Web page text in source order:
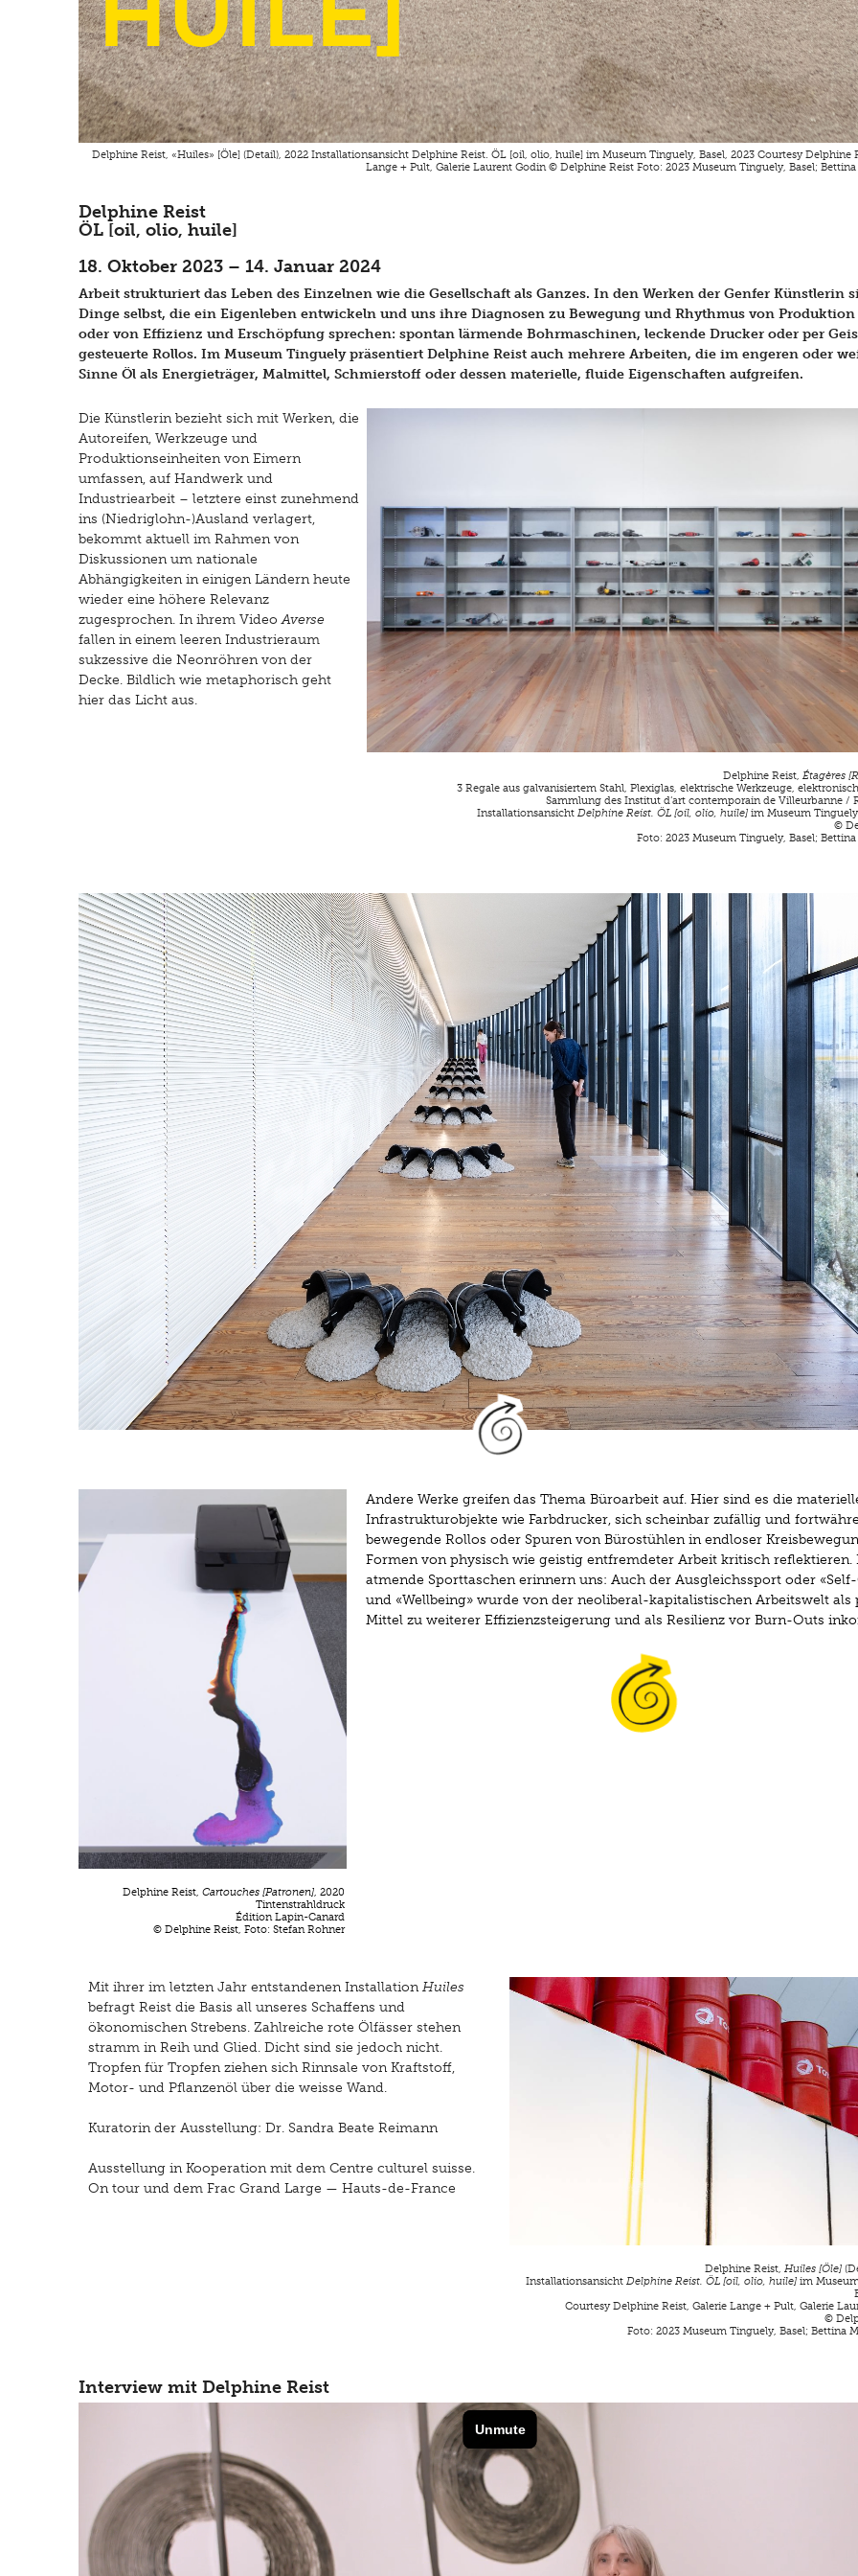
Delphine Reist, «Huiles» [Öle] (Detail), 2022 Installationsansicht Delphine Reist. ÖL [oil, olio, huile] im Museum Tinguely, Basel, 2023 Courtesy Delphine
Lange + Pult, Galerie Laurent Godin © Delphine Reist Foto: 2023 Museum Tinguely, Basel;
Delphine Reist
ÖL [oil, olio, huile]
18. Oktober 2023 – 14. Januar 2024
Arbeit strukturiert das Leben des Einzelnen wie die Gesellschaft als Ganzes. In den Werken der Genfer Künstlerin
Dinge selbst, die ein Eigenleben entwickeln und uns ihre Diagnosen zu Bewegung und Rhythmus von
oder von Effizienz und Erschöpfung sprechen: spontan lärmende Bohrmaschinen, leckende Drucker oder per
gesteuerte Rollos. Im Museum Tinguely präsentiert Delphine Reist auch mehrere Arbeiten, die im engeren oder
Sinne Öl als Energieträger, Malmittel, Schmierstoff oder dessen materielle, fluide Eigenschaften aufgreifen.
Delphine Reist, Étagères
3 Regale aus galvanisiertem Stahl, Plexiglas, elektrische Werkzeuge,
Sammlung des Institut d‘art contemporain de Villeurbanne /
Installationsansicht Delphine Reist. ÖL [oil, olio, huile] im Museum
©
Foto: 2023 Museum Tinguely, Basel;
Die Künstlerin bezieht sich mit Werken, die
Autoreifen, Werkzeuge und
Produktionseinheiten von Eimern
umfassen, auf Handwerk und
Industriearbeit – letztere einst zunehmend
ins (Niedriglohn-)Ausland verlagert,
bekommt aktuell im Rahmen von
Diskussionen um nationale
Abhängigkeiten in einigen Ländern heute
wieder eine höhere Relevanz
zugesprochen. In ihrem VideoAverse
fallen in einem leeren Industrieraum
sukzessive die Neonröhren von der
Decke. Bildlich wie metaphorisch geht
hier das Licht aus.
Eimer aus vulkanisiertem Kautschuk, BetonInstallationsansichtDelphine Reist. ÖL [oil, olio, huile]im Museum
2023
Courtesy Delphine Reist, Galerie Lange + Pult, Galerie Laurent Godin
© Delphine Reist
Foto: 2023 Museum Tinguely, Basel; Bettina Matthiessen
Delphine Reist, Cartouches [Patronen], 2020
Tintenstrahldruck
Édition Lapin-Canard
© Delphine Reist, Foto: Stefan Rohner
Andere Werke greifen das Thema Büroarbeit auf. Hier sind es die
Infrastrukturobjekte wie Farbdrucker, sich scheinbar zufällig und
bewegende Rollos oder Spuren von Bürostühlen in endloser
Formen von physisch wie geistig entfremdeter Arbeit kritisch reflektieren.
atmende Sporttaschen erinnern uns: Auch der Ausgleichssport oder «Self-
und «Wellbeing» wurde von der neoliberal-kapitalistischen Arbeitswelt als
Mittel zu weiterer Effizienzsteigerung und als Resilienz vor Burn-Outs
Delphine Reist, Huiles [Öle]
Installationsansicht Delphine Reist. ÖL [oil, olio, huile] im
Courtesy Delphine Reist, Galerie Lange + Pult, Galerie
©
Foto: 2023 Museum Tinguely, Basel; Bettina
Mit ihrer im letzten Jahr entstandenen InstallationHuiles
befragt Reist die Basis all unseres Schaffens und
ökonomischen Strebens. Zahlreiche rote Ölfässer stehen
stramm in Reih und Glied. Dicht sind sie jedoch nicht.
Tropfen für Tropfen ziehen sich Rinnsale von Kraftstoff,
Motor- und Pflanzenöl über die weisse Wand.
Kuratorin der Ausstellung: Dr. Sandra Beate Reimann
Ausstellung in Kooperation mit dem Centre culturel suisse.
On tour und dem Frac Grand Large — Hauts-de-France
Interview mit Delphine Reist